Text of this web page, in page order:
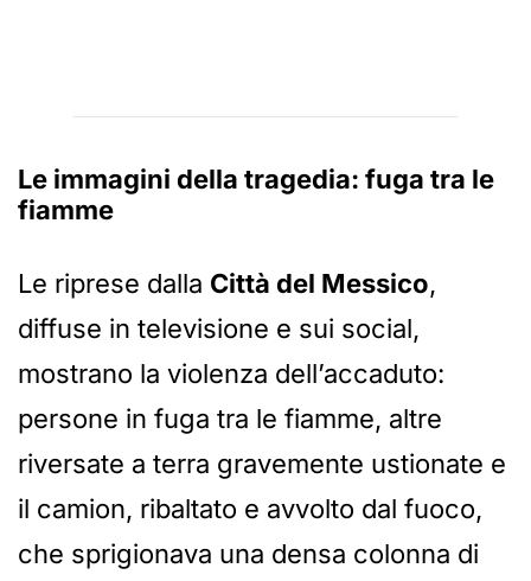
Le immagini della tragedia: fuga tra le
fiamme
Le riprese dalla Città del Messico,
diffuse in televisione e sui social,
mostrano la violenza dell’accaduto:
persone in fuga tra le fiamme, altre
riversate a terra gravemente ustionate e
il camion, ribaltato e avvolto dal fuoco,
che sprigionava una densa colonna di